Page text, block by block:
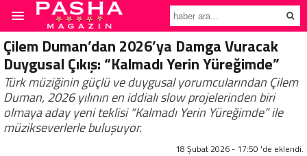
Çilem Duman’dan 2026’ya Damga Vuracak
Duygusal Çıkış: “Kalmadı Yerin Yüreğimde”
Türk müziğinin güçlü ve duygusal yorumcularından Çilem
Duman, 2026 yılının en iddialı slow projelerinden biri
olmaya aday yeni teklisi “Kalmadı Yerin Yüreğimde” ile
müzikseverlerle buluşuyor.
18 Şubat 2026 - 17:50 'de eklendi.